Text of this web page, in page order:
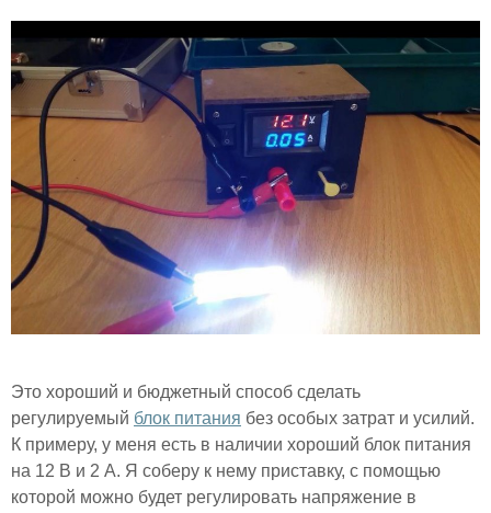
Это хороший и бюджетный способ сделать
регулируемый блок питания без особых затрат и усилий.
К примеру, у меня есть в наличии хороший блок питания
на 12 В и 2 А. Я соберу к нему приставку, с помощью
которой можно будет регулировать напряжение в